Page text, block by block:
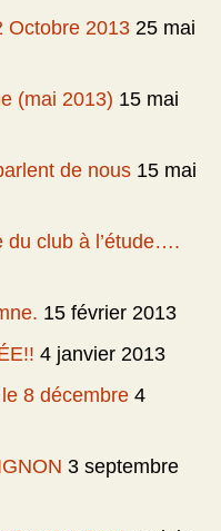
Octobre 2013 25 mai
(mai 2013) 15 mai
de nous 15 mai
du club à l’étude….
15 février 2013
4 janvier 2013
8 décembre 4
3 septembre